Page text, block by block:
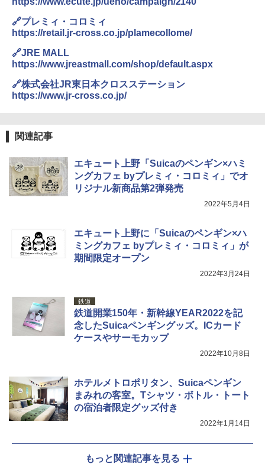
送
￥3,680
着替えテント トイレテント 透けない【換気
通気窓付き】収納袋付き UVカット 防水 防災
コンパクト iimono117 (ブルー)
￥3,080
🔗プレミィ・コロミィ
https://retail.jr-cross.co.jp/plamecollome/
🔗JRE MALL
https://www.jreastmall.com/shop/default.aspx
🔗株式会社JR東日本クロスステーション
https://www.jr-cross.co.jp/
関連記事
エキュート上野「Suicaのペンギン×ハミ
ングカフェ byプレミィ・コロミィ」でオ
リジナル新商品第2弾発売
2022年5月4日
エキュート上野に「Suicaのペンギン×ハ
ミングカフェ byプレミィ・コロミィ」が
期間限定オープン
2022年3月24日
鉄道
鉄道開業150年・新幹線YEAR2022を記
念したSuicaペンギングッズ。ICカード
ケースやサーモカップ
2022年10月8日
ホテルメトロポリタン、Suicaペンギン
まみれの客室。Tシャツ・ボトル・トート
の宿泊者限定グッズ付き
2022年1月14日
もっと関連記事を見る